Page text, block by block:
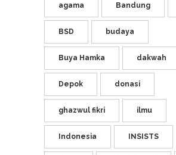
agama Bandung
BSD budaya
Buya Hamka dakwah
Depok donasi
ghazwul fikri ilmu
Indonesia INSISTS